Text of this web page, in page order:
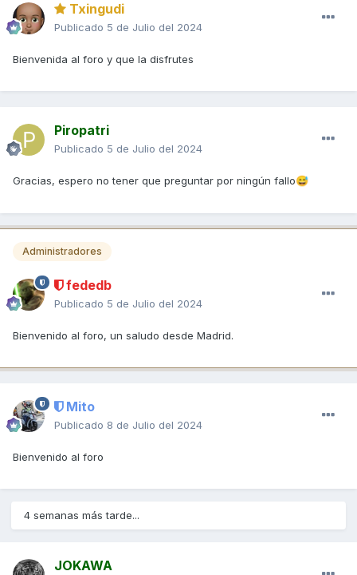
Txingudi
Publicado 5 de Julio del 2024
Bienvenida al foro y que la disfrutes
Piropatri
Publicado 5 de Julio del 2024
Gracias, espero no tener que preguntar por ningún fallo😅
Administradores
fededb
Publicado 5 de Julio del 2024
Bienvenido al foro, un saludo desde Madrid.
Mito
Publicado 8 de Julio del 2024
Bienvenido al foro
4 semanas más tarde...
JOKAWA